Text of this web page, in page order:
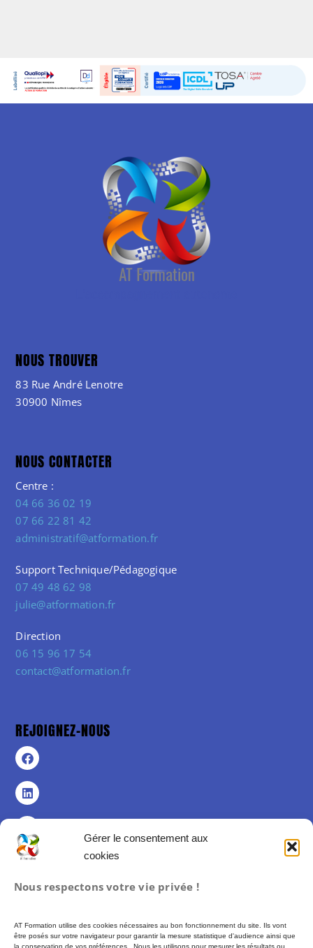
Gérer le consentement aux
cookies
Nous respectons votre vie privée !
AT Formation utilise des cookies nécessaires au bon fonctionnement du site. Ils vont
être posés sur votre navigateur pour garantir la mesure statistique d'audience ainsi que
la conservation de vos préférences. Nous les utilisons pour mesurer les résultats ou
NOUS TROUVER
83 Rue André Lenotre
30900 Nîmes
NOUS CONTACTER
Centre :
04 66 36 02 19
07 66 22 81 42
administratif@atformation.fr
Support Technique/Pédagogique
07 49 48 62 98
julie@atformation.fr
Direction
06 15 96 17 54
contact@atformation.fr
REJOIGNEZ-NOUS
Politique de cookies (UE)
Conditions Générales de Vente